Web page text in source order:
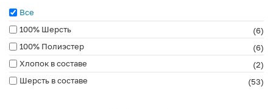
Все
100% Шерсть
(6)
100% Полиэстер
(6)
Хлопок в составе
(2)
Шерсть в составе
(53)